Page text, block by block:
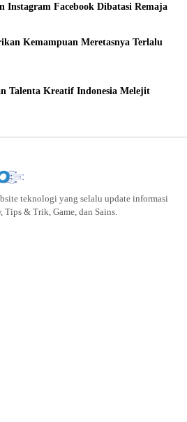
Instagram Facebook Dibatasi Remaja
Kemampuan Meretasnya Terlalu
Talenta Kreatif Indonesia Melejit
teknologi yang selalu update informasi
Tips & Trik, Game, dan Sains.